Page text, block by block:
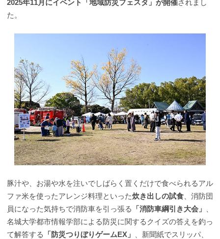
2025年11月にイベント「地域防災フェスタ」が開催されまし
た。
豚汁や、お湯や水を注いでしばらく置くだけで食べられるアル
ファ米を使ったアレンジ料理といった炊き出しの試食 、消防団
員になった気持ちで消防車を引っ張る
「消防車綱引き大会」
名城大学都市情報学部による防災に関するクイズの答えを釣っ
て解答する
「防災つりぼりゲームEX」
、新聞紙でスリッパ、